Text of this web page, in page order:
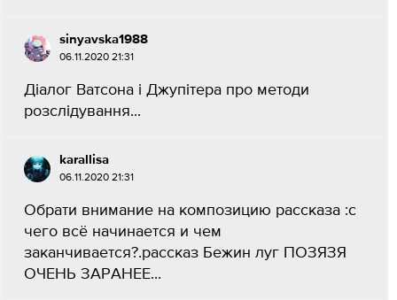
sinyavska1988
06.11.2020 21:31
Дiалог Ватсона i Джупiтера про методи
розслiдування​...
karallisa
06.11.2020 21:31
Обрати внимание на композицию рассказа :с
чего всё начинается и чем
заканчивается?.рассказ Бежин луг ПОЗЯЗЯ
ОЧЕНЬ ЗАРАНЕЕ...